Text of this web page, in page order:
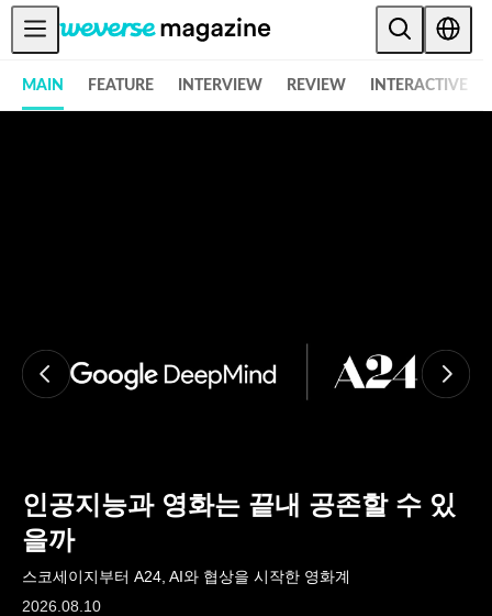
MAIN FEATURE INTERVIEW REVIEW INTERACTIVE
공지사항
MAIN
THE
INDUSTRY
PLAYLIST
ARTICLES
LOGIN
인공지능과 영화는 끝내 공존할 수 있
을까
스코세이지부터 A24, AI와 협상을 시작한 영화계
2026.08.10